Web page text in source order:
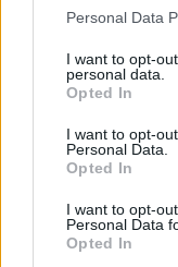
Personal Data
I want to opt-
personal data.
Opted In
I want to opt-
Personal Data.
Opted In
I want to opt-
Personal Data
Opted In
Χειροπέδες σε
"Θεόδωρος
Με κλεμμένο
συνελήφθη
Διάβασε
Τρίπολη Αρκαδία